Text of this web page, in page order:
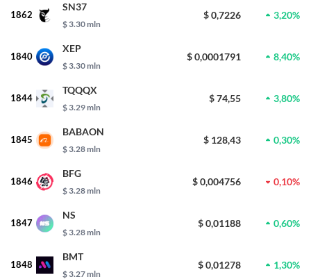
1862
SN37
$ 3.30 mln
$ 0,7226 3,20%
1840
XEP
$ 3.30 mln
$ 0,0001791 8,40%
1844
TQQQX
$ 3.29 mln
$ 74,55 3,80%
1845
BABAON
$ 3.28 mln
$ 128,43 0,30%
1846
BFG
$ 3.28 mln
$ 0,004756 0,10%
1847
NS
$ 3.28 mln
$ 0,01188 0,60%
1848
BMT
$ 3.27 mln
$ 0,01278 1,30%